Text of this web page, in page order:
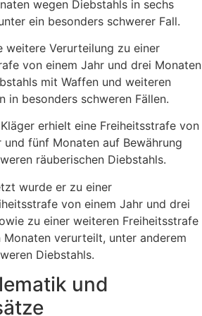
wegen Diebstahls in sechs
ein besonders schwerer Fall.
weitere Verurteilung zu einer
von einem Jahr und drei Monaten
mit Waffen und weiteren
in besonders schweren Fällen.
erhielt eine Freiheitsstrafe von
und fünf Monaten auf Bewährung
räuberischen Diebstahls.
wurde er zu einer
von einem Jahr und drei
zu einer weiteren Freiheitsstrafe
Monaten verurteilt, unter anderem
Diebstahls.
und